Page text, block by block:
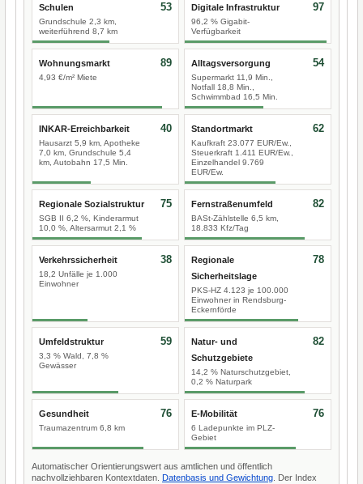
Schulen
Grundschule 2,3 km,
weiterführend 8,7 km
53 Digitale Infrastruktur
96,2 % Gigabit-
Verfügbarkeit
97
Wohnungsmarkt
4,93 €/m² Miete
89 Alltagsversorgung
Supermarkt 11,9 Min.,
Notfall 18,8 Min.,
Schwimmbad 16,5 Min.
54
INKAR-Erreichbarkeit
Hausarzt 5,9 km, Apotheke
7,0 km, Grundschule 5,4
km, Autobahn 17,5 Min.
40 Standortmarkt
Kaufkraft 23.077 EUR/Ew.,
Steuerkraft 1.411 EUR/Ew.,
Einzelhandel 9.769
EUR/Ew.
62
Regionale Sozialstruktur
SGB II 6,2 %, Kinderarmut
10,0 %, Altersarmut 2,1 %
75 Fernstraßenumfeld
BASt-Zählstelle 6,5 km,
18.833 Kfz/Tag
82
Verkehrssicherheit
18,2 Unfälle je 1.000
Einwohner
38
Regionale
Sicherheitslage
PKS-HZ 4.123 je 100.000
Einwohner in Rendsburg-
Eckernförde
78
Umfeldstruktur
3,3 % Wald, 7,8 %
Gewässer
59
Natur- und
Schutzgebiete
14,2 % Naturschutzgebiet,
0,2 % Naturpark
82
Gesundheit
Traumazentrum 6,8 km
76 E-Mobilität
6 Ladepunkte im PLZ-
Gebiet
76
Automatischer Orientierungswert aus amtlichen und öffentlich
nachvollziehbaren Kontextdaten. Datenbasis und Gewichtung . Der Index